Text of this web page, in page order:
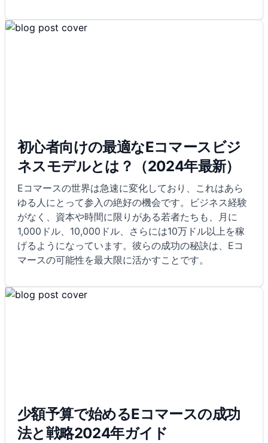
初心者向けの最適なEコマースビジ
ネスモデルとは？（2024年最新）
Eコマースの世界は急速に変化しており、これはあら
ゆる人にとって参入の絶好の機会です。ビジネス経験
がなく、資本や時間に限りがある若者たちも、月に
1,000ドル、10,000ドル、さらには10万ドル以上を稼
げるようになっています。彼らの成功の秘訣は、Eコ
マースの可能性を最大限に活かすことです。
少額予算で始めるEコマースの成功
法と戦略2024年ガイド